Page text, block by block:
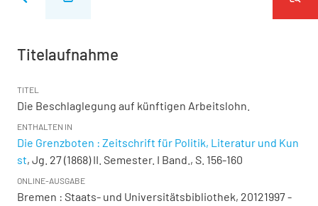
Titelaufnahme
TITEL
Die Beschlaglegung auf künftigen Arbeitslohn.
ENTHALTEN IN
Die Grenzboten : Zeitschrift für Politik, Literatur und Kun
st, Jg. 27 (1868) II. Semester. I Band., S. 156-160
ONLINE-AUSGABE
Bremen : Staats- und Universitätsbibliothek, 20121997 -